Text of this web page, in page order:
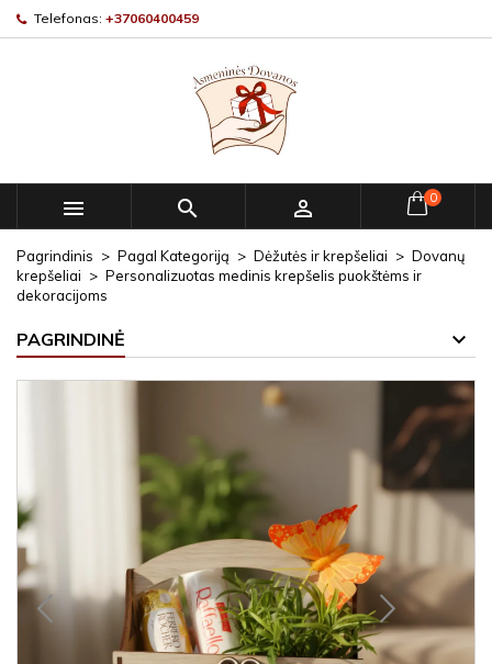
Telefonas: +37060400459
   0
Pagrindinis Pagal Kategoriją Dėžutės ir krepšeliai
Dovanų
krepšeliai
Personalizuotas medinis krepšelis puokštėms ir
dekoracijoms
PAGRINDINĖ